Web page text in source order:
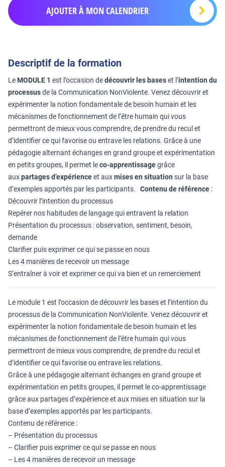
AJOUTER À MON CALENDRIER
Descriptif de la formation
Le MODULE 1 est l’occasion dedécouvrir les baseset l’intention du
processusde la Communication NonViolente. Venez découvrir et
expérimenter la notion fondamentale de besoin humain et les
mécanismes de fonctionnement de l’être humain qui vous
permettront de mieux vous comprendre, de prendre du recul et
d’identifier ce qui favorise ou entrave les relations. Grâce à une
pédagogie alternant échanges en grand groupe et expérimentation
en petits groupes, il permet leco-apprentissagegrâce
auxpartages d’expérienceet auxmises en situation sur la base
d’exemples apportés par les participants. Contenu de référence :
Découvrir l’intention du processus
Repérer nos habitudes de langage qui entravent la relation
Présentation du processus : observation, sentiment, besoin,
demande
Clarifier puis exprimer ce qui se passe en nous
Les 4 manières de recevoir un message
S’entraîner à voir et exprimer ce qui va bien et un remerciement
Le module 1 est l’occasion de découvrir les bases et l’intention du
processus de la Communication NonViolente. Venez découvrir et
expérimenter la notion fondamentale de besoin humain et les
mécanismes de fonctionnement de l’être humain qui vous
permettront de mieux vous comprendre, de prendre du recul et
d’identifier ce qui favorise ou entrave les relations.
Grâce à une pédagogie alternant échanges en grand groupe et
expérimentation en petits groupes, il permet le co-apprentissage
grâce aux partages d’expérience et aux mises en situation sur la
base d’exemples apportés par les participants.
Contenu de référence :
– Présentation du processus
– Clarifier puis exprimer ce qui se passe en nous
– Les 4 manières de recevoir un message